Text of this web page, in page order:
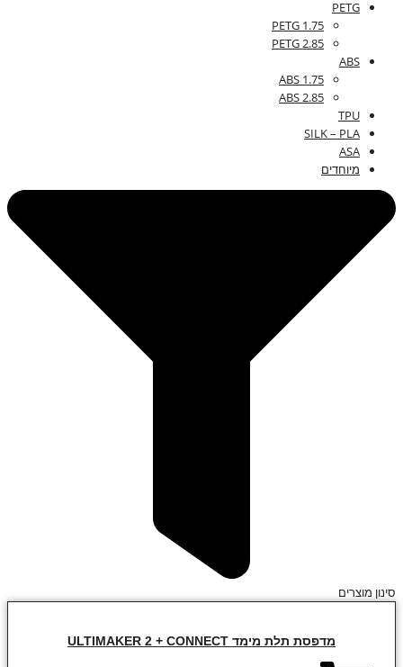
PETG
PETG 1.75
PETG 2.85
ABS
ABS 1.75
ABS 2.85
TPU
SILK – PLA
ASA
מיוחדים
סינון מוצרים
מדפסת תלת מימד ULTIMAKER 2 + CONNECT